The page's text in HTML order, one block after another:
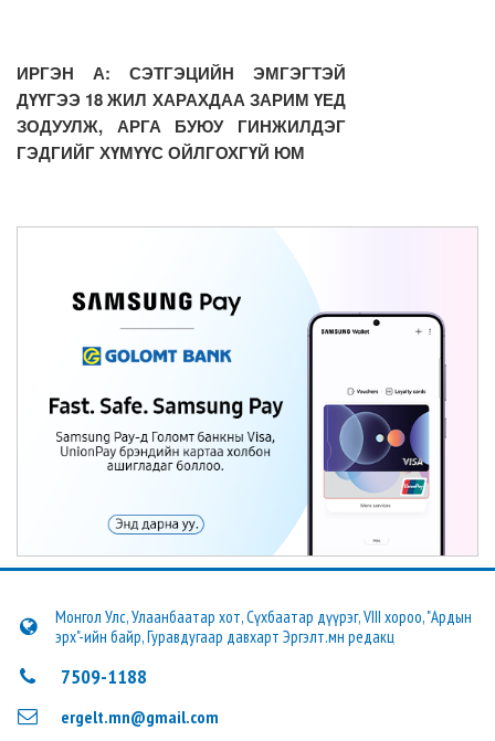
ИРГЭН А: СЭТГЭЦИЙН ЭМГЭГТЭЙ
ДҮҮГЭЭ 18 ЖИЛ ХАРАХДАА ЗАРИМ ҮЕД
ЗОДУУЛЖ, АРГА БУЮУ ГИНЖИЛДЭГ
ГЭДГИЙГ ХҮМҮҮС ОЙЛГОХГҮЙ ЮМ
Монгол Улс, Улаанбаатар хот, Сүхбаатар дүүрэг, VIII хороо, "Ардын
эрх"-ийн байр, Гуравдугаар давхарт Эргэлт.мн редакц
7509-1188
ergelt.mn@gmail.com